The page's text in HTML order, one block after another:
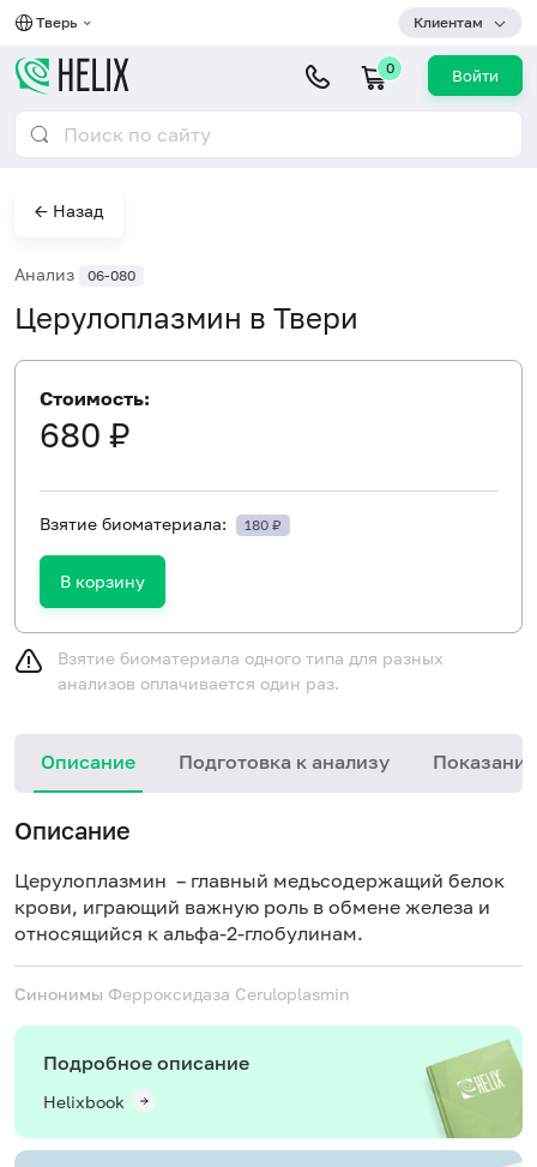
Тверь Клиентам
0 Войти
← Назад
Анализ 06-080
Церулоплазмин в Твери
Стоимость:
680 ₽
Взятие биоматериала: 180 ₽
В корзину
Взятие биоматериала одного типа для разных
анализов оплачивается один раз.
Описание Подготовка к анализу
Описание
Церулоплазмин – главный медьсодержащий белок
крови, играющий важную роль в обмене железа и
относящийся к альфа-2-глобулинам.
Синонимы Ферроксидаза Ceruloplasmin
Подробное описание
Helixbook